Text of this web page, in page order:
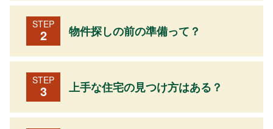
STEP
2 物件探しの前の準備って？
STEP
3 上手な住宅の見つけ方はある？